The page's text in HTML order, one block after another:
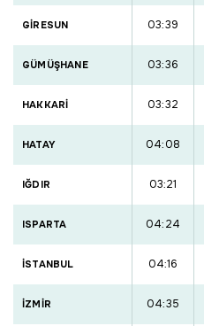
GİRESUN 03:39
GÜMÜŞHANE 03:36
HAKKARİ 03:32
HATAY 04:08
IĞDIR 03:21
ISPARTA 04:24
İSTANBUL 04:16
İZMİR 04:35